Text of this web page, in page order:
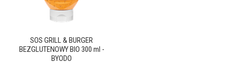
SOS GRILL & BURGER
BEZGLUTENOWY BIO 300 ml -
BYODO